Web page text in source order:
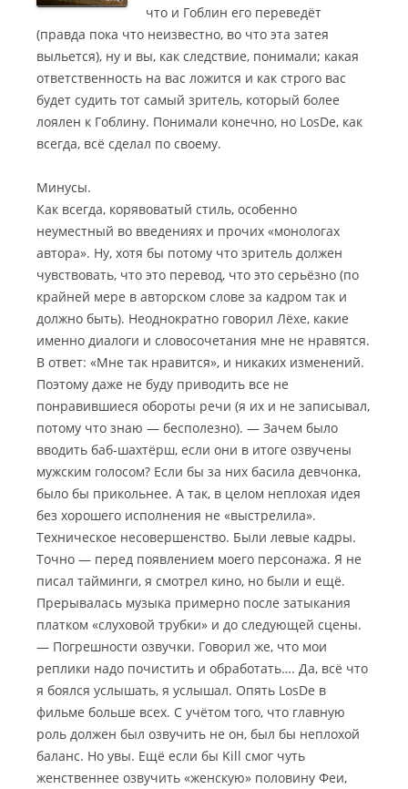
что и Гоблин его переведёт
(правда пока что неизвестно, во что эта затея
выльется), ну и вы, как следствие, понимали; какая
ответственность на вас ложится и как строго вас
будет судить тот самый зритель, который более
лоялен к Гоблину. Понимали конечно, но LosDe, как
всегда, всё сделал по своему.
Минусы.
Как всегда, корявоватый стиль, особенно
неуместный во введениях и прочих «монологах
автора». Ну, хотя бы потому что зритель должен
чувствовать, что это перевод, что это серьёзно (по
крайней мере в авторском слове за кадром так и
должно быть). Неоднократно говорил Лёхе, какие
именно диалоги и словосочетания мне не нравятся.
В ответ: «Мне так нравится», и никаких изменений.
Поэтому даже не буду приводить все не
понравившиеся обороты речи (я их и не записывал,
потому что знаю — бесполезно). — Зачем было
вводить баб-шахтёрш, если они в итоге озвучены
мужским голосом? Если бы за них басила девчонка,
было бы прикольнее. А так, в целом неплохая идея
без хорошего исполнения не «выстрелила».
Техническое несовершенство. Были левые кадры.
Точно — перед появлением моего персонажа. Я не
писал тайминги, я смотрел кино, но были и ещё.
Прерывалась музыка примерно после затыкания
платком «слуховой трубки» и до следующей сцены.
— Погрешности озвучки. Говорил же, что мои
реплики надо почистить и обработать…. Да, всё что
я боялся услышать, я услышал. Опять LosDe в
фильме больше всех. С учётом того, что главную
роль должен был озвучить не он, был бы неплохой
баланс. Но увы. Ещё если бы Kill cмог чуть
женственнее озвучить «женскую» половину Феи,